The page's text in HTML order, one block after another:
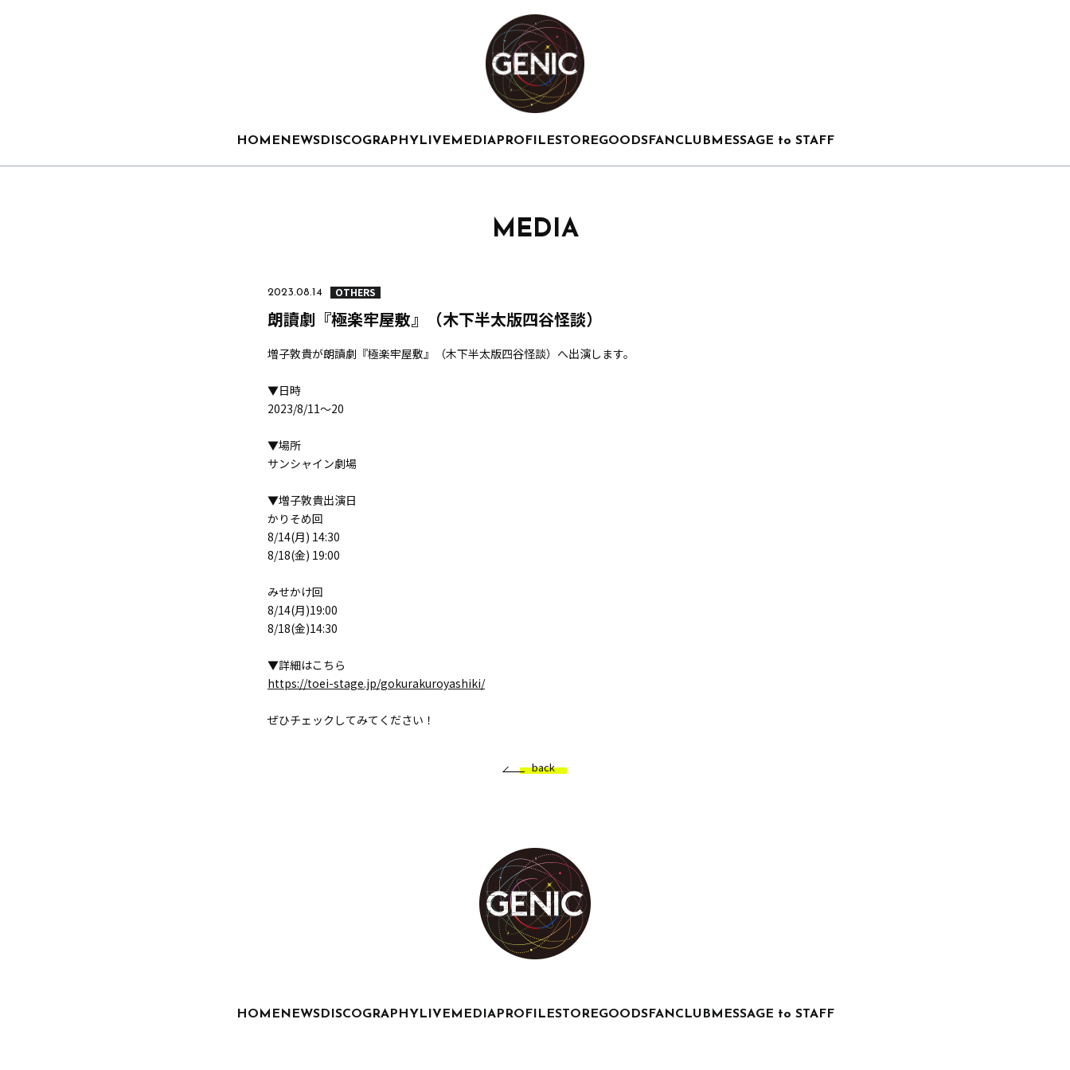
HOME NEWSDISCOGRAPHY LIVE MEDIAPROFILESTOREGOODSFANCLUB MESSAGE to STAFF
MEDIA
2023.08.14 OTHERS
朗讀劇『極楽牢屋敷』（木下半太版四谷怪談）
増子敦貴が朗讀劇『極楽牢屋敷』（木下半太版四谷怪談）へ出演します。
▼日時
2023/8/11～20
▼場所
サンシャイン劇場
▼増子敦貴出演日
かりそめ回
8/14(月) 14:30
8/18(金) 19:00
みせかけ回
8/14(月)19:00
8/18(金)14:30
▼詳細はこちら
https://toei-stage.jp/gokurakuroyashiki/
ぜひチェックしてみてください！
back
HOME NEWSDISCOGRAPHY LIVE MEDIAPROFILESTOREGOODSFANCLUB MESSAGE to STAFF